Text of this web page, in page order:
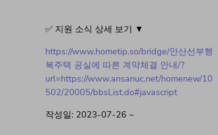
✅ 지원 소식 상세 보기 ▼
https://www.hometip.so/bridge/안산선부행
복주택 공실에 따른 계약체결 안내/?
url=https://www.ansanuc.net/homenew/10
502/20005/bbsList.do#javascript
작성일: 2023-07-26 ~